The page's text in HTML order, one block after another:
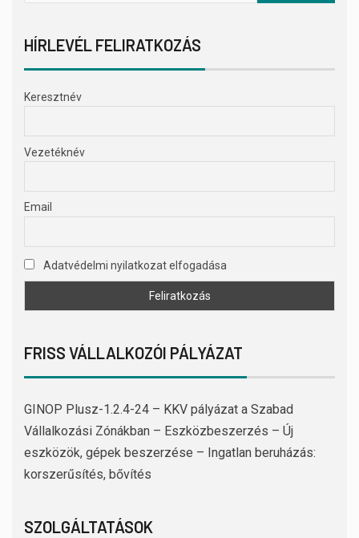
HÍRLEVÉL FELIRATKOZÁS
Keresztnév
Vezetéknév
Email
Adatvédelmi nyilatkozat elfogadása
FRISS VÁLLALKOZÓI PÁLYÁZAT
GINOP Plusz-1.2.4-24 – KKV pályázat a Szabad
Vállalkozási Zónákban – Eszközbeszerzés – Új
eszközök, gépek beszerzése – Ingatlan beruházás:
korszerűsítés, bővítés
SZOLGÁLTATÁSOK